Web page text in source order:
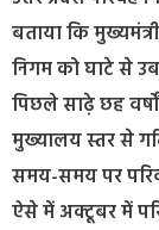
बताया कि
निगम को घाटे से
पिछले साढ़े छह
मुख्यालय स्तर से
समय-समय पर
ऐसे में अक्टूबर में